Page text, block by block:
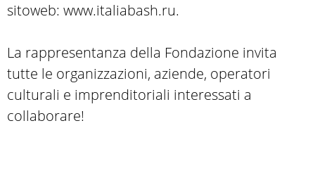
sitoweb: www.italiabash.ru.
La rappresentanza della Fondazione invita
tutte le organizzazioni, aziende, operatori
culturali e imprenditoriali interessati a
collaborare!